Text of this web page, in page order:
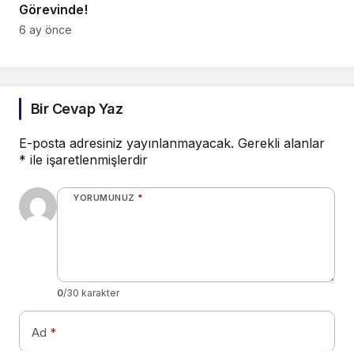
Görevinde!
6 ay önce
Bir Cevap Yaz
E-posta adresiniz yayınlanmayacak. Gerekli alanlar
* ile işaretlenmişlerdir
YORUMUNUZ *
0/30 karakter
Ad *